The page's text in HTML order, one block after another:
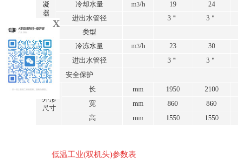
凝
器
冷却水量
m3/h 19 24
进出水管径
3＂ 3＂
蒸
发
器
类型
冷冻水量
m3/h 23 30
进出水管径
3＂ 3＂
安全保护
外形
尺寸
长 mm 1950 2100
宽
mm 860 860
高
mm 1550 1550
低温工业(双机头)参数表
X